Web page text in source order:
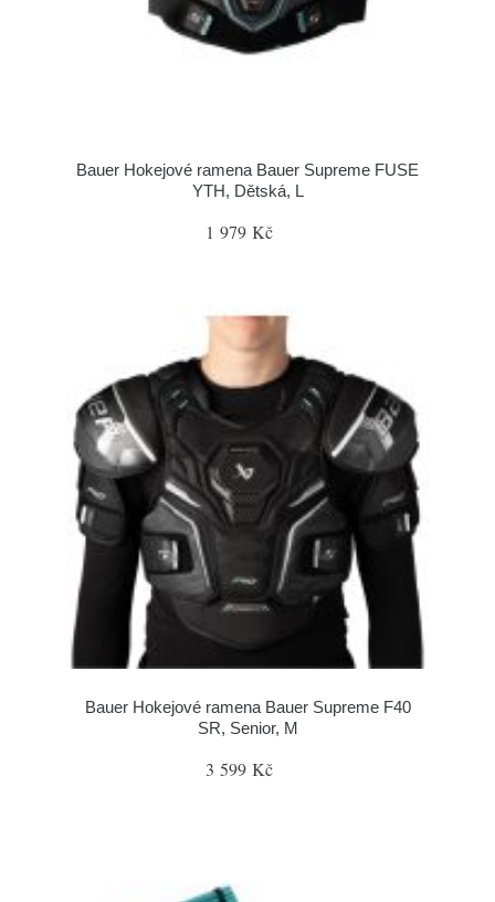
Bauer Hokejové ramena Bauer Supreme FUSE
YTH, Dětská, L
1 979 Kč
Bauer Hokejové ramena Bauer Supreme F40
SR, Senior, M
3 599 Kč